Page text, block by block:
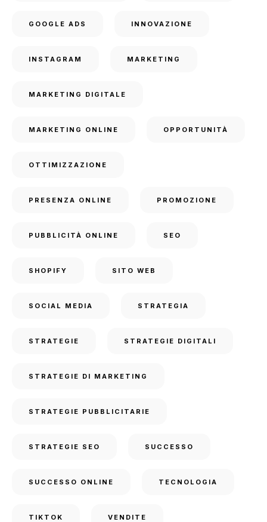
GOOGLE ADS INNOVAZIONE
INSTAGRAM MARKETING
MARKETING DIGITALE
MARKETING ONLINE OPPORTUNITÀ
OTTIMIZZAZIONE
PRESENZA ONLINE PROMOZIONE
PUBBLICITÀ ONLINE SEO
SHOPIFY SITO WEB
SOCIAL MEDIA STRATEGIA
STRATEGIE STRATEGIE DIGITALI
STRATEGIE DI MARKETING
STRATEGIE PUBBLICITARIE
STRATEGIE SEO SUCCESSO
SUCCESSO ONLINE TECNOLOGIA
TIKTOK VENDITE